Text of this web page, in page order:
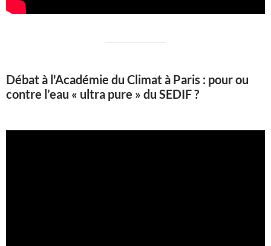
Débat à l'Académie du Climat à Paris : pour ou
contre l’eau « ultra pure » du SEDIF ?